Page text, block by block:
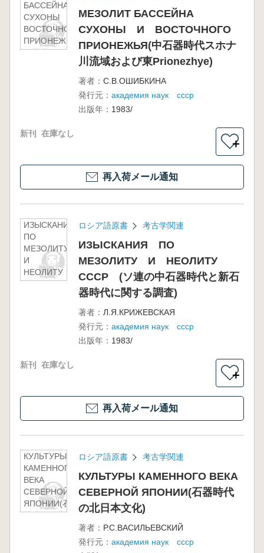
БАССЕЙНА
СУХОНЫ И
ВОСТОЧНОГО
ПРИОНЕЖЬЯ(中
石器時代スホナ
川流域および東
МЕЗОЛИТ БАССЕЙНА
СУХОНЫ И ВОСТОЧНОГО
ПРИОНЕЖЬЯ(中石器時代スホナ
川流域および東Prionezhye)
著者： С.В.ОШИБКИНА
発行元： академия наук ссср
出版年： 1983/
新刊 在庫なし
＋
再入荷メール通知
ИЗЫСКАНИЯ
ПО
МЕЗОЛИТУ
И
НЕОЛИТУ
СССР (ソ連の
中石器時代と新
石器時代に関す
ロシア語原書 考古学関連
ИЗЫСКАНИЯ ПО
МЕЗОЛИТУ И НЕОЛИТУ
СССР (ソ連の中石器時代と新石
器時代に関する調査)
著者： Л.Я.КРИЖЕВСКАЯ
発行元： академия наук ссср
出版年： 1983/
新刊 在庫なし
＋
再入荷メール通知
КУЛЬТУРЫ
КАМЕННОГО
ВЕКА
СЕВЕРНОЙ
ЯПОНИИ(石
器時代の北日
ロシア語原書 考古学関連
КУЛЬТУРЫ КАМЕННОГО ВЕКА
СЕВЕРНОЙ ЯПОНИИ(石器時代
の北日本文化)
著者： Р.С.ВАСИЛЬЕВСКИЙ
発行元： академия наук ссср